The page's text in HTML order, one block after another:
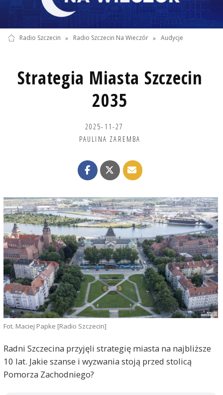
Radio Szczecin » Radio Szczecin Na Wieczór » Audycje
Strategia Miasta Szczecin
2035
2025-11-27
PAULINA ZAREMBA
Fot. Maciej Papke [Radio Szczecin]
Radni Szczecina przyjęli strategię miasta na najbliższe
10 lat. Jakie szanse i wyzwania stoją przed stolicą
Pomorza Zachodniego?